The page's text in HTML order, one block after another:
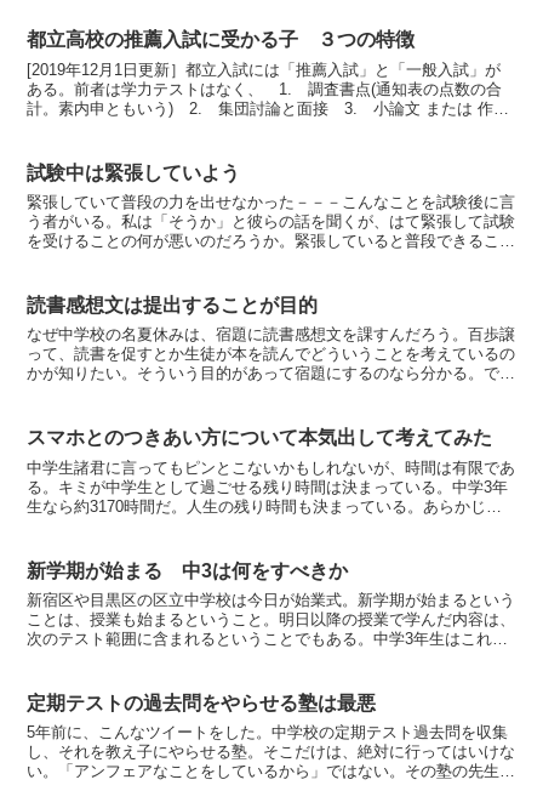
都立高校の推薦入試に受かる子 ３つの特徴
[2019年12月1日更新］都立入試には「推薦入試」と「一般入試」が
ある。前者は学力テストはなく、 1. 調査書点(通知表の点数の合
計。素内申ともいう) 2. 集団討論と面接 3. 小論文 または 作文
試験中は緊張していよう
緊張していて普段の力を出せなかった－－－こんなことを試験後に言
う者がいる。私は「そうか」と彼らの話を聞くが、はて緊張して試験
を受けることの何が悪いのだろうか。緊張していると普段できること
読書感想文は提出することが目的
なぜ中学校の名夏休みは、宿題に読書感想文を課すんだろう。百歩譲
って、読書を促すとか生徒が本を読んでどういうことを考えているの
かが知りたい。そういう目的があって宿題にするのなら分かる。で
スマホとのつきあい方について本気出して考えてみた
中学生諸君に言ってもピンとこないかもしれないが、時間は有限であ
る。キミが中学生として過ごせる残り時間は決まっている。中学3年
生なら約3170時間だ。人生の残り時間も決まっている。あらかじめ
新学期が始まる 中3は何をすべきか
新宿区や目黒区の区立中学校は今日が始業式。新学期が始まるという
ことは、授業も始まるということ。明日以降の授業で学んだ内容は、
次のテスト範囲に含まれるということでもある。中学3年生はこれか
定期テストの過去問をやらせる塾は最悪
5年前に、こんなツイートをした。中学校の定期テスト過去問を収集
し、それを教え子にやらせる塾。そこだけは、絶対に行ってはいけな
い。「アンフェアなことをしているから」ではない。その塾の先生が